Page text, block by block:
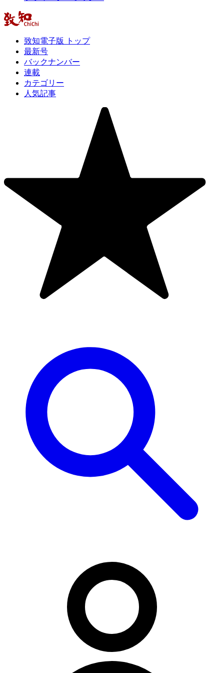
致知電子版 トップ
最新号
バックナンバー
連載
カテゴリー
人気記事